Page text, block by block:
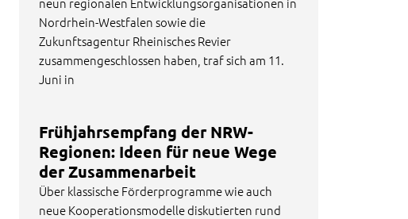
Nordrhein-Westfalen sowie die
Zukunftsagentur Rheinisches Revier
zusammengeschlossen haben, traf sich am 11.
Juni in
Frühjahrsempfang der NRW-
Regionen: Ideen für neue Wege
der Zusammenarbeit
Über klassische Förderprogramme wie auch
neue Kooperationsmodelle diskutierten rund